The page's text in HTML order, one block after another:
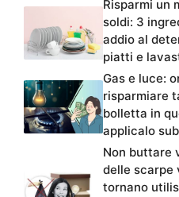
Risparmi un
soldi: 3
addio al
piatti e
Gas e luce:
risparmiare
bolletta in
applicalo
Non buttare
delle scarpe
tornano